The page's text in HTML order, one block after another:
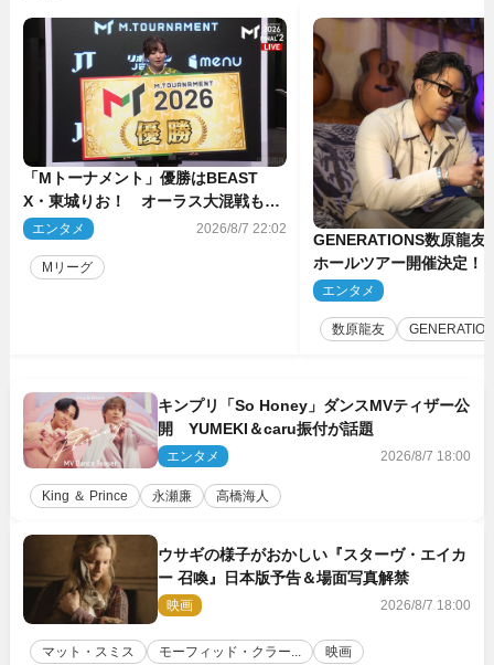
「Mトーナメント」優勝はBEAST
X・東城りお！ オーラス大混戦も最
後は自ら和了って幕引き
エンタメ 2026/8/7 22:02
Mリーグ
GENERATIONS数原龍友
ホールツアー開催決定
た瞬間を、音に乗せてお
エンタメ
数原龍友
キンプリ「So Honey」ダンスMVティザー公
開 YUMEKI＆caru振付が話題
エンタメ 2026/8/7 18:00
King ＆ Prince 永瀬廉 高橋海人
ウサギの様子がおかしい『スターヴ・エイカ
ー 召喚』日本版予告＆場面写真解禁
映画 2026/8/7 18:00
マット・スミス モーフィッド・クラー... 映画